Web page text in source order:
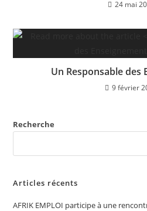
24 mai
Un Responsable des
9 février
Recherche
Articles récents
AFRIK EMPLOI participe à une